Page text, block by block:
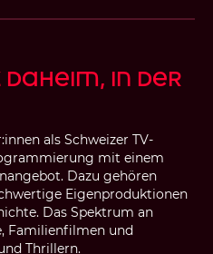
daheim, in der
als Schweizer TV-
mit einem
Dazu gehören
Eigenproduktionen
Das Spektrum an
Familienfilmen und
Thrillern.